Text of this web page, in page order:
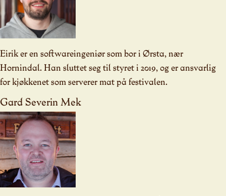
Eirik er en softwareingeniør som bor i Ørsta, nær
Hornindal. Han sluttet seg til styret i 2019, og er ansvarlig
for kjøkkenet som serverer mat på festivalen.
Gard Severin Mek